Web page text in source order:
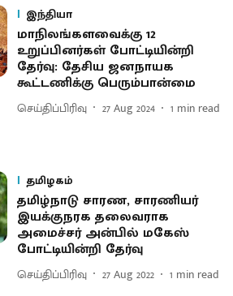
இந்தியா
மாநிலங்களவைக்கு 12
உறுப்பினர்கள் போட்டியின்றி
தேர்வு: தேசிய ஜனநாயக
கூட்டணிக்கு பெரும்பான்மை
செய்திப்பிரிவு 27 Aug 2024 1 min read
தமிழகம்
தமிழ்நாடு சாரண, சாரணியர்
இயக்குநரக தலைவராக
அமைச்சர் அன்பில் மகேஸ்
போட்டியின்றி தேர்வு
செய்திப்பிரிவு 27 Aug 2022 1 min read